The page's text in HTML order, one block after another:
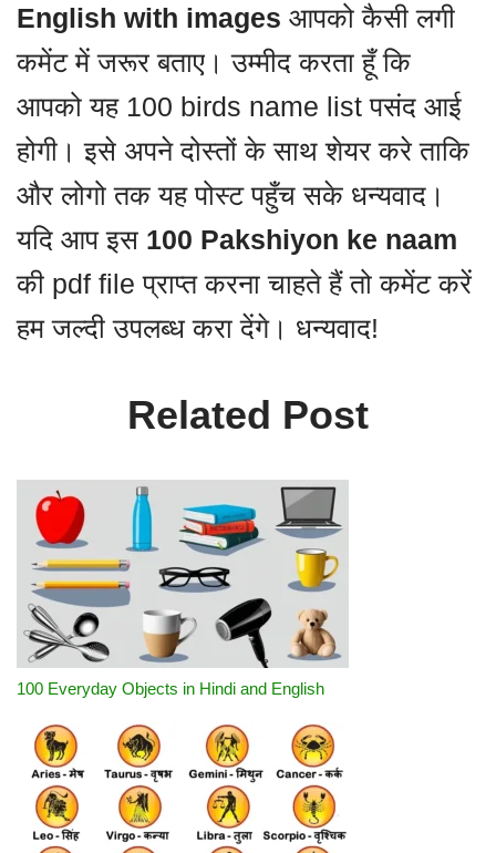
English with images आपको कैसी लगी
कमेंट में जरूर बताए। उम्मीद करता हूँ कि
आपको यह 100 birds name list पसंद आई
होगी। इसे अपने दोस्तों के साथ शेयर करे ताकि
और लोगो तक यह पोस्ट पहुँच सके धन्यवाद।
यदि आप इस 100 Pakshiyon ke naam
की pdf file प्राप्त करना चाहते हैं तो कमेंट करें
हम जल्दी उपलब्ध करा देंगे। धन्यवाद!
Related Post
100 Everyday Objects in Hindi and English